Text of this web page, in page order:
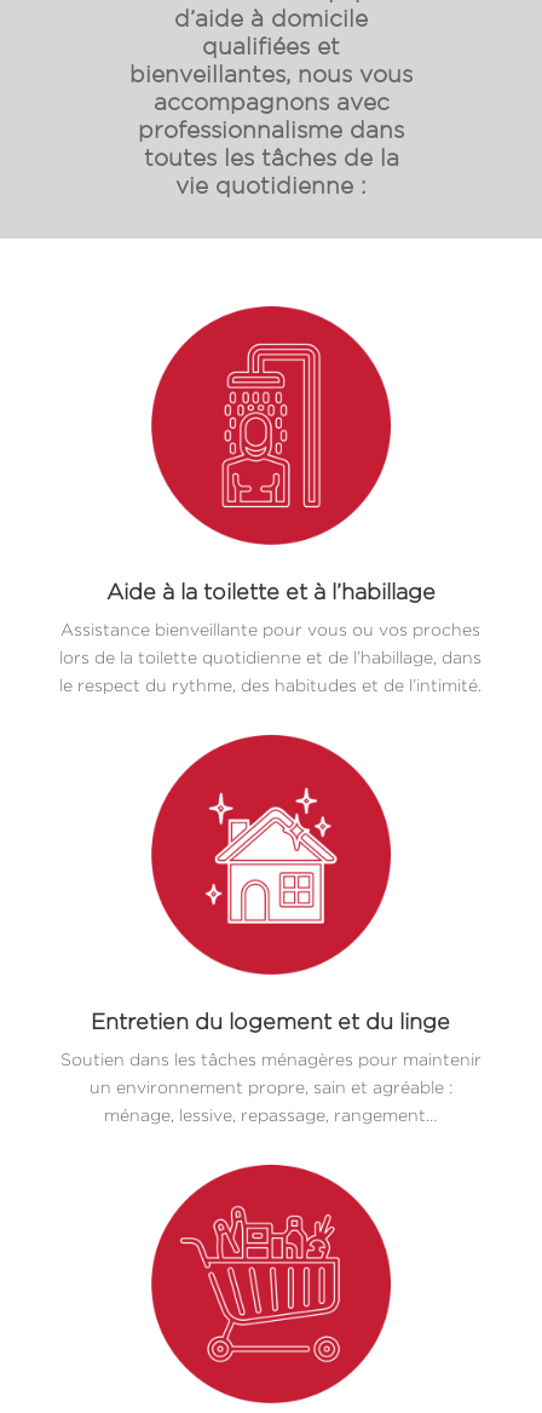
d’aide à domicile
qualifiées et
bienveillantes, nous vous
accompagnons avec
professionnalisme dans
toutes les tâches de la
vie quotidienne :
Aide à la toilette et à l’habillage
Assistance bienveillante pour vous ou vos proches
lors de la toilette quotidienne et de l’habillage, dans
le respect du rythme, des habitudes et de l’intimité.
Entretien du logement et du linge
Soutien dans les tâches ménagères pour maintenir
un environnement propre, sain et agréable :
ménage, lessive, repassage, rangement…